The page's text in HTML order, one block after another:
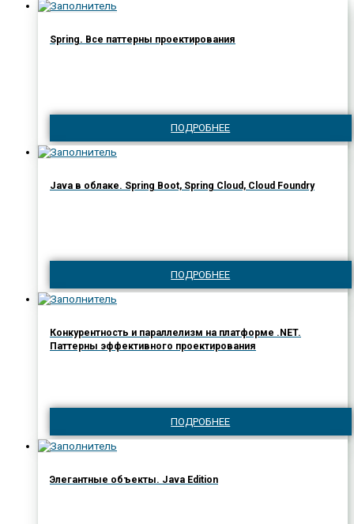
Spring. Все паттерны проектирования
ПОДРОБНЕЕ
Java в облаке. Spring Boot, Spring Cloud, Cloud Foundry
ПОДРОБНЕЕ
Конкурентность и параллелизм на платформе .NET.
Паттерны эффективного проектирования
ПОДРОБНЕЕ
Элегантные объекты. Java Edition